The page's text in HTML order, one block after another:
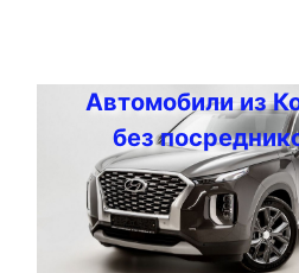
Автомобили из
без